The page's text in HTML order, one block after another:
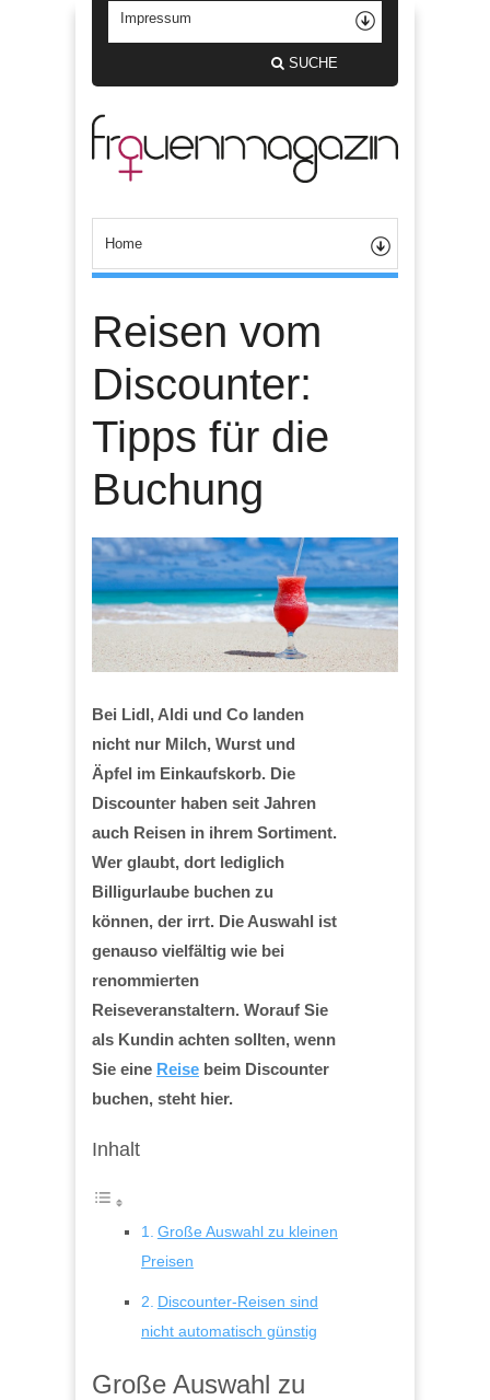
SUCHE
Reisen vom
Discounter:
Tipps für die
Buchung
Bei Lidl, Aldi und Co landen
nicht nur Milch, Wurst und
Äpfel im Einkaufskorb. Die
Discounter haben seit Jahren
auch Reisen in ihrem Sortiment.
Wer glaubt, dort lediglich
Billigurlaube buchen zu
können, der irrt. Die Auswahl ist
genauso vielfältig wie bei
renommierten
Reiseveranstaltern. Worauf Sie
als Kundin achten sollten, wenn
Sie eine Reise beim Discounter
buchen, steht hier.
Inhalt
Große Auswahl zu kleinen
Preisen
Discounter-Reisen sind
nicht automatisch günstig
Große Auswahl zu